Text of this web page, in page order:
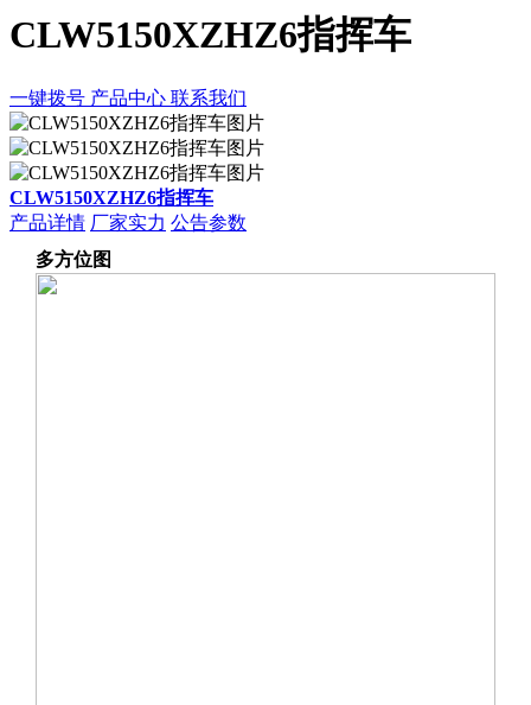
CLW5150XZHZ6指挥车
一键拨号 产品中心 联系我们
CLW5150XZHZ6指挥车
产品详情 厂家实力 公告参数
多方位图